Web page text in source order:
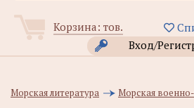
Корзина: тов.
Вход/
Морская литература Морская